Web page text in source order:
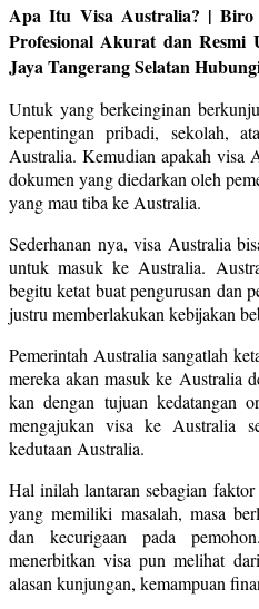
Apa Itu Visa Australia? | Biro
Profesional Akurat dan
Jaya Tangerang Selatan
Untuk yang berkeinginan
kepentingan pribadi, sekolah,
Australia. Kemudian apakah visa
dokumen yang diedarkan oleh
yang mau tiba ke Australia.
Sederhanan nya, visa Australia
untuk masuk ke Australia.
begitu ketat buat pengurusan dan
justru memberlakukan kebijakan
Pemerintah Australia sangatlah
mereka akan masuk ke Australia
kan dengan tujuan kedatangan
mengajukan visa ke Australia
kedutaan Australia.
Hal inilah lantaran sebagian
yang memiliki masalah, masa
dan kecurigaan pada
menerbitkan visa pun melihat
alasan kunjungan, kemampuan